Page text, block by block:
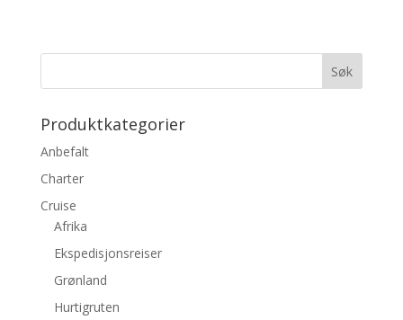
Produktkategorier
Anbefalt
Charter
Cruise
Afrika
Ekspedisjonsreiser
Grønland
Hurtigruten